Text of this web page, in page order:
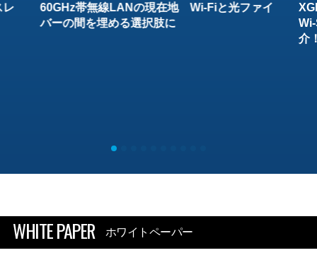
レ
60GHz帯無線LANの現在地 Wi-Fiと光ファイ
バーの間を埋める選択肢に
介
WHITE PAPER ホワイトペーパー